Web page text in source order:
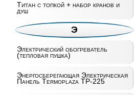
Титан с топкой + набор кранов и
душ
Э
Электрический обогреватель
(тепловая пушка)
Энергосберегающая Электрическая
Панель Termoplaza TP-225